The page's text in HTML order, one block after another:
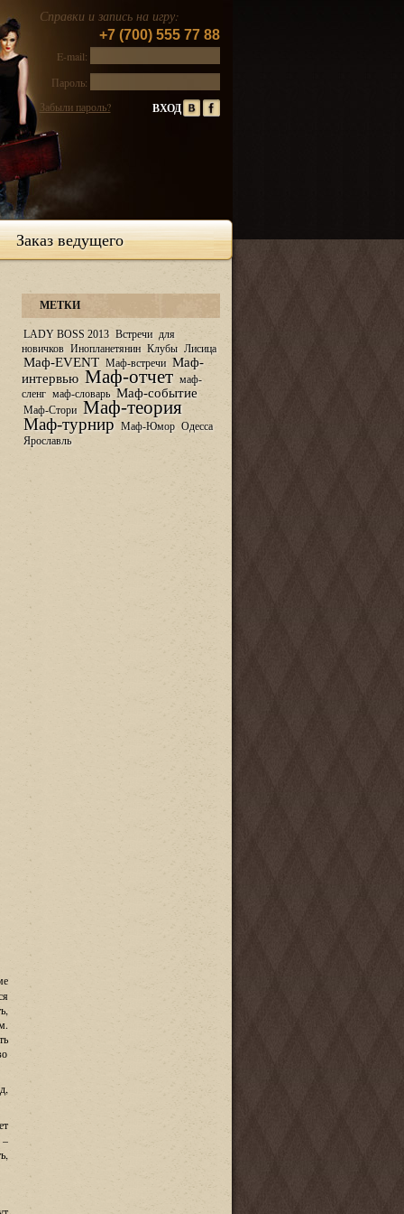
Справки и запись на игру:
+7 (700) 555 77 88
E-mail:
Пароль:
Забыли пароль?
Заказ ведущего
МЕТКИ
LADY BOSS 2013 Встречи для
новичков Инопланетянин Клубы Лисица
Маф-EVENT Маф-встречи Маф-
интервью Маф-отчет маф-
сленг маф-словарь Маф-событие
Маф-Стори Маф-теория
Маф-турнир Маф-Юмор Одесса
Ярославль